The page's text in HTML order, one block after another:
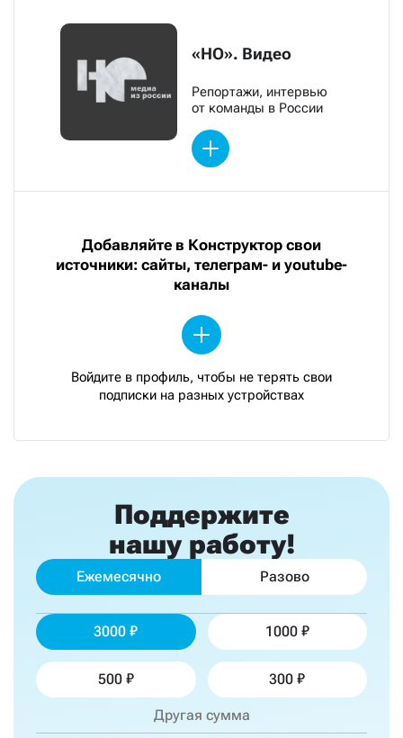
«НО». Видео
Репортажи, интервью
от команды в России
Добавляйте в Конструктор свои
источники: сайты, телеграм- и youtube-
каналы
Войдите в профиль, чтобы не терять свои
подписки на разных устройствах
Поддержите
нашу работу!
Ежемесячно Разово
3000 1000
500 300